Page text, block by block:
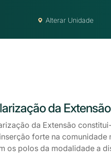
Alterar Unidade
da Extensão
da Extensão
forte na
os polos da modalidade a